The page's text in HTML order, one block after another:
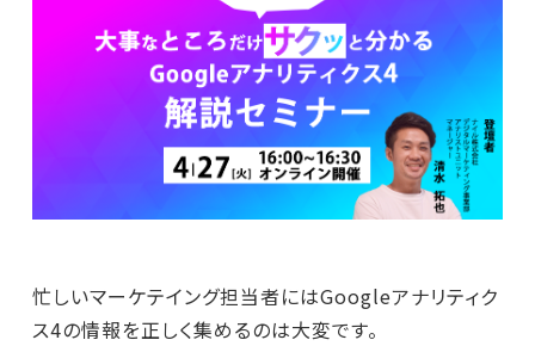
忙しいマーケテイング担当者にはGoogleアナリティク
ス4の情報を正しく集めるのは大変です。